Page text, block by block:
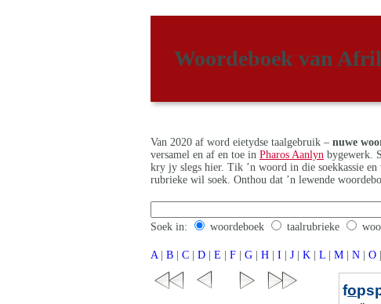
Woordeboek van
Van 2020 af word eietydse taalgebruik – nuwe
versamel en af en toe in Pharos Aanlyn bygewerk.
kry jy slegs hier. Tik ’n woord in die soekkassie
rubrieke wil soek. Onthou dat ’n lewende
Soek in: woordeboek taalrubrieke
A | B | C | D | E | F | G | H | I | J | K | L | M | N | O |
fo